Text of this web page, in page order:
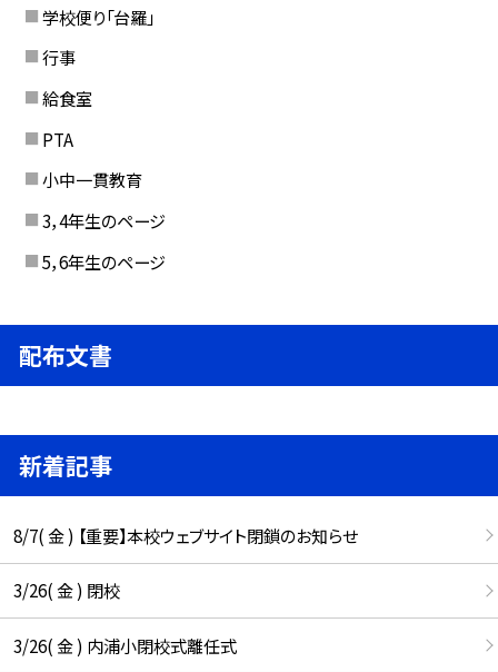
学校便り「台羅」
行事
給食室
PTA
小中一貫教育
3，4年生のページ
5，6年生のページ
配布文書
新着記事
8/7( 金 ) 【重要】本校ウェブサイト閉鎖のお知らせ
3/26( 金 ) 閉校
3/26( 金 ) 内浦小閉校式離任式